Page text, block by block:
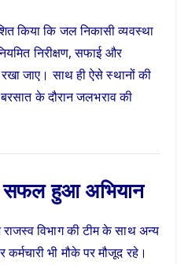
किया कि जल निकासी व्यवस्था
निरीक्षण, सफाई और
जाए। साथ ही ऐसे स्थानों की
के दौरान जलभराव की
सफल हुआ अभियान
विभाग की टीम के साथ अन्य
भी मौके पर मौजूद रहे।